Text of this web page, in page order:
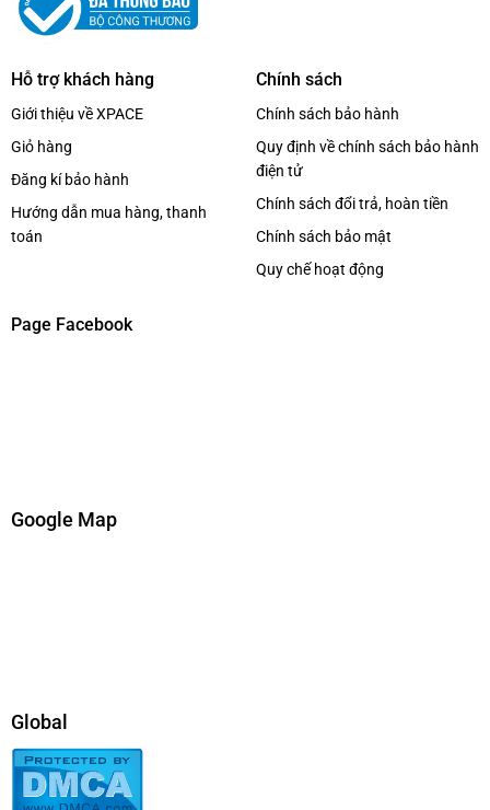
Hỗ trợ khách hàng
Giới thiệu về XPACE
Giỏ hàng
Đăng kí bảo hành
Hướng dẫn mua hàng, thanh
toán
Chính sách
Chính sách bảo hành
Quy định về chính sách bảo hành
điện tử
Chính sách đổi trả, hoàn tiền
Chính sách bảo mật
Quy chế hoạt động
Page Facebook
Google Map
Global